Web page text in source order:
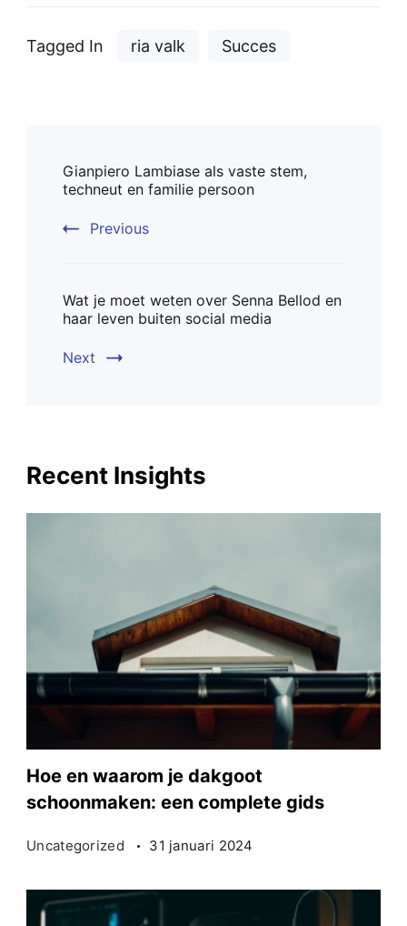
Tagged In ria valk Succes
Navigation
Gianpiero Lambiase als vaste stem,
techneut en familie persoon
Previous
Wat je moet weten over Senna Bellod en
haar leven buiten social media
Next
Recent Insights
Hoe en waarom je dakgoot
schoonmaken: een complete gids
Uncategorized 31 januari 2024